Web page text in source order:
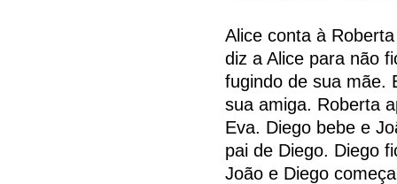
Alice conta à
diz a Alice para não
fugindo de sua mãe.
sua amiga. Roberta
Eva. Diego bebe e
pai de Diego. Diego
João e Diego